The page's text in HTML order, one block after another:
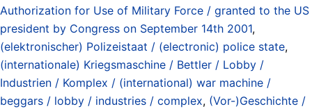
Authorization for Use of Military Force / granted to the US
president by Congress on September 14th 2001,
(elektronischer) Polizeistaat / (electronic) police state,
(internationale) Kriegsmaschine / Bettler / Lobby /
Industrien / Komplex / (international) war machine /
beggars / lobby / industries / complex, (Vor-)Geschichte /